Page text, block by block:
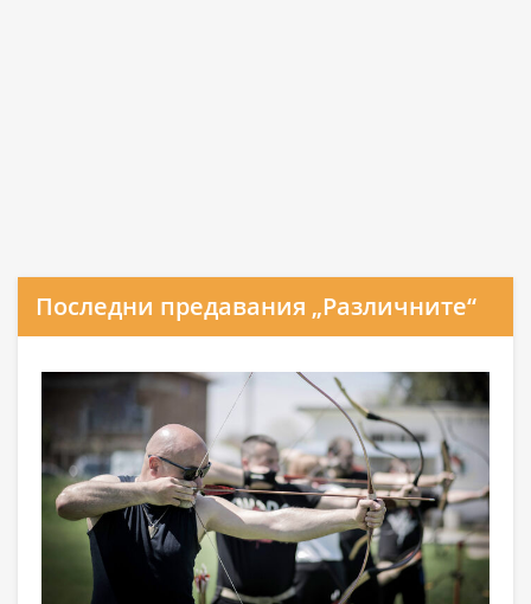
Последни предавания „Различните“